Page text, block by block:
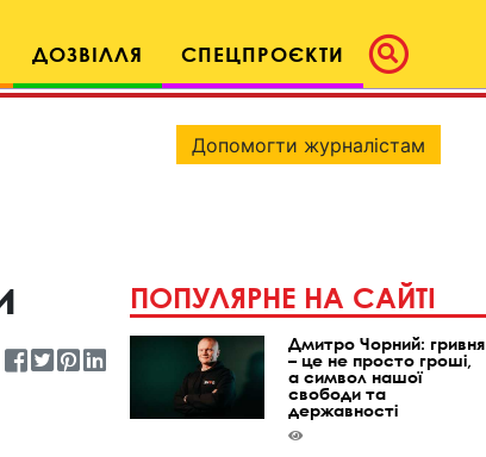
ДОЗВІЛЛЯ СПЕЦПРОЄКТИ
Допомогти журналістам
ПОПУЛЯРНЕ НА САЙТІ
Дмитро Чорний: гривня
– це не просто гроші,
а символ нашої
свободи та
державності